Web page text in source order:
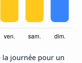
la journée pour un